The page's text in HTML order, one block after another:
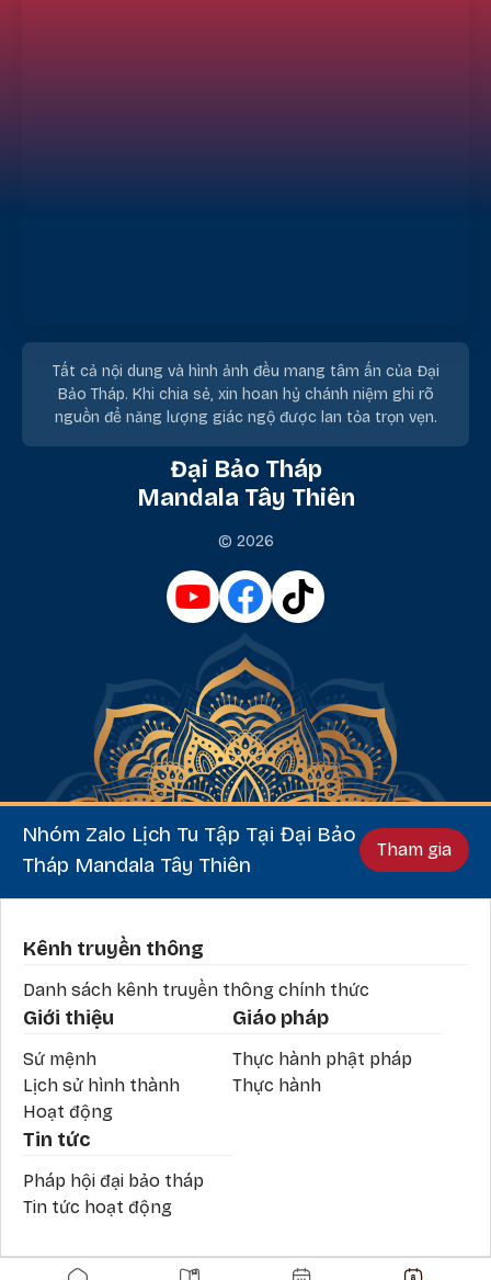
Tất cả nội dung và hình ảnh đều mang tâm ấn của Đại
Bảo Tháp. Khi chia sẻ, xin hoan hỷ chánh niệm ghi rõ
nguồn để năng lượng giác ngộ được lan tỏa trọn vẹn.
Đại Bảo Tháp
Mandala Tây Thiên
© 2026
Nhóm Zalo Lịch Tu Tập Tại Đại Bảo
Tháp Mandala Tây Thiên
Tham gia
Phần chân
Kênh truyền thông
Danh sách kênh truyền thông chính thức
Giới thiệu
Sứ mệnh
Lịch sử hình thành
Hoạt động
Giáo pháp
Thực hành phật pháp
Thực hành
Tin tức
Pháp hội đại bảo tháp
Tin tức hoạt động